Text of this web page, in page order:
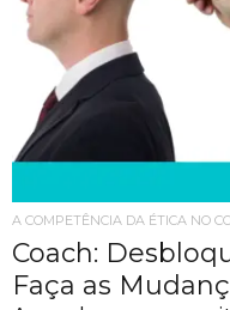
A COMPETÊNCIA DA ÉTICA NO
Coach:
Faça as